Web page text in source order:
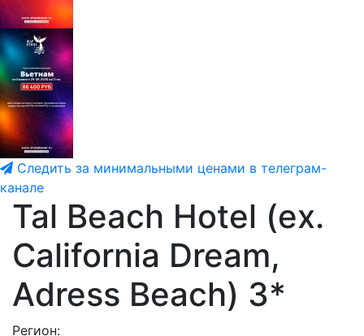
Следить за минимальными ценами в телеграм-
канале
Tal Beach Hotel (ex.
California Dream,
Adress Beach) 3*
Регион: